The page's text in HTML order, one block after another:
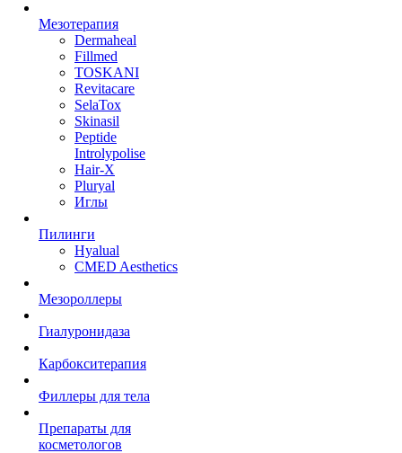
Мезотерапия
Dermaheal
Fillmed
TOSKANI
Revitacare
SelaTox
Skinasil
Peptide
Introlypolise
Hair-X
Pluryal
Иглы
Пилинги
Hyalual
CMED Aesthetics
Мезороллеры
Гиалуронидаза
Карбокситерапия
Филлеры для тела
Препараты для
косметологов